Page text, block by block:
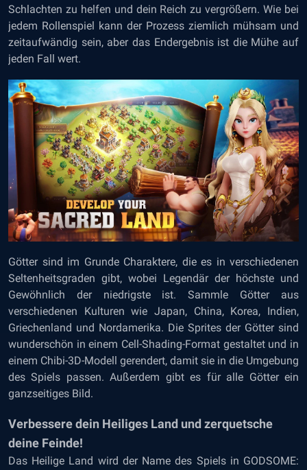
Schlachten zu helfen und dein Reich zu vergrößern. Wie bei
jedem Rollenspiel kann der Prozess ziemlich mühsam und
zeitaufwändig sein, aber das Endergebnis ist die Mühe auf
jeden Fall wert.
Götter sind im Grunde Charaktere, die es in verschiedenen
Seltenheitsgraden gibt, wobei Legendär der höchste und
Gewöhnlich der niedrigste ist. Sammle Götter aus
verschiedenen Kulturen wie Japan, China, Korea, Indien,
Griechenland und Nordamerika. Die Sprites der Götter sind
wunderschön in einem Cell-Shading-Format gestaltet und in
einem Chibi-3D-Modell gerendert, damit sie in die Umgebung
des Spiels passen. Außerdem gibt es für alle Götter ein
ganzseitiges Bild.
Verbessere dein Heiliges Land und zerquetsche
deine Feinde!
Das Heilige Land wird der Name des Spiels in GODSOME: